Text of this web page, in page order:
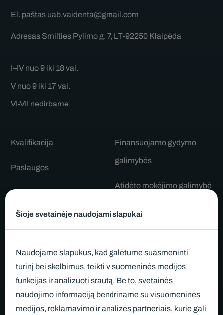
El. paštas uab.vaidenta@gmail.com
Adresas Smilties Pylimo g. 7, LT-92250 Klaipėda
I–IV nuo 9 iki 18 val.
V nuo 9 iki 17 val.
VI-VII nedirbame
Kvalifikacija
Paslaugos
Komanda
Kainos
Apie mus
Straipsniai
Finansuojamo gydymo
galimybės
Atidėto mokėjimo galimybė
Informacija po procedūrų
D.U.K.
Kontaktai
Šioje svetainėje naudojami slapukai
Naudojame slapukus, kad galėtume suasmeninti
turinį bei skelbimus, teikti visuomeninės medijos
funkcijas ir analizuoti srautą. Be to, svetainės
naudojimo informaciją bendriname su visuomeninės
medijos, reklamavimo ir analizės partneriais, kurie gali